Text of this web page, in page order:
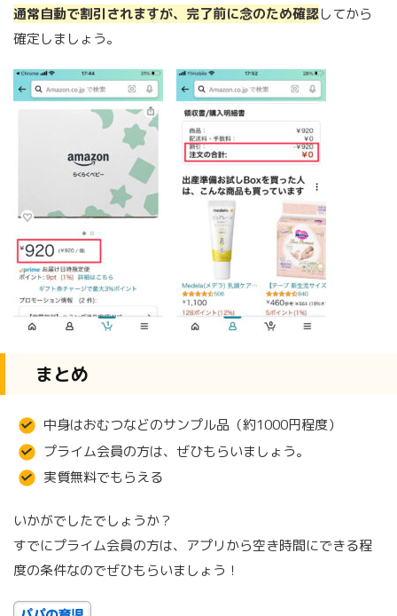
通常自動で割引されますが、完了前に念のため確認してから
確定しましょう。
まとめ
中身はおむつなどのサンプル品（約1000円程度）
プライム会員の方は、ぜひもらいましょう。
実質無料でもらえる
いかがでしたでしょうか？
すでにプライム会員の方は、アプリから空き時間にできる程
度の条件なのでぜひもらいましょう！